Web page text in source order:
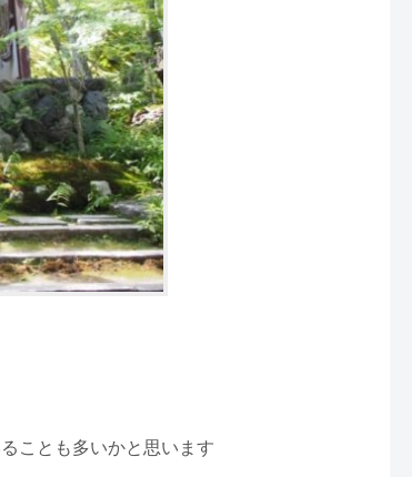
ことも多いかと思います